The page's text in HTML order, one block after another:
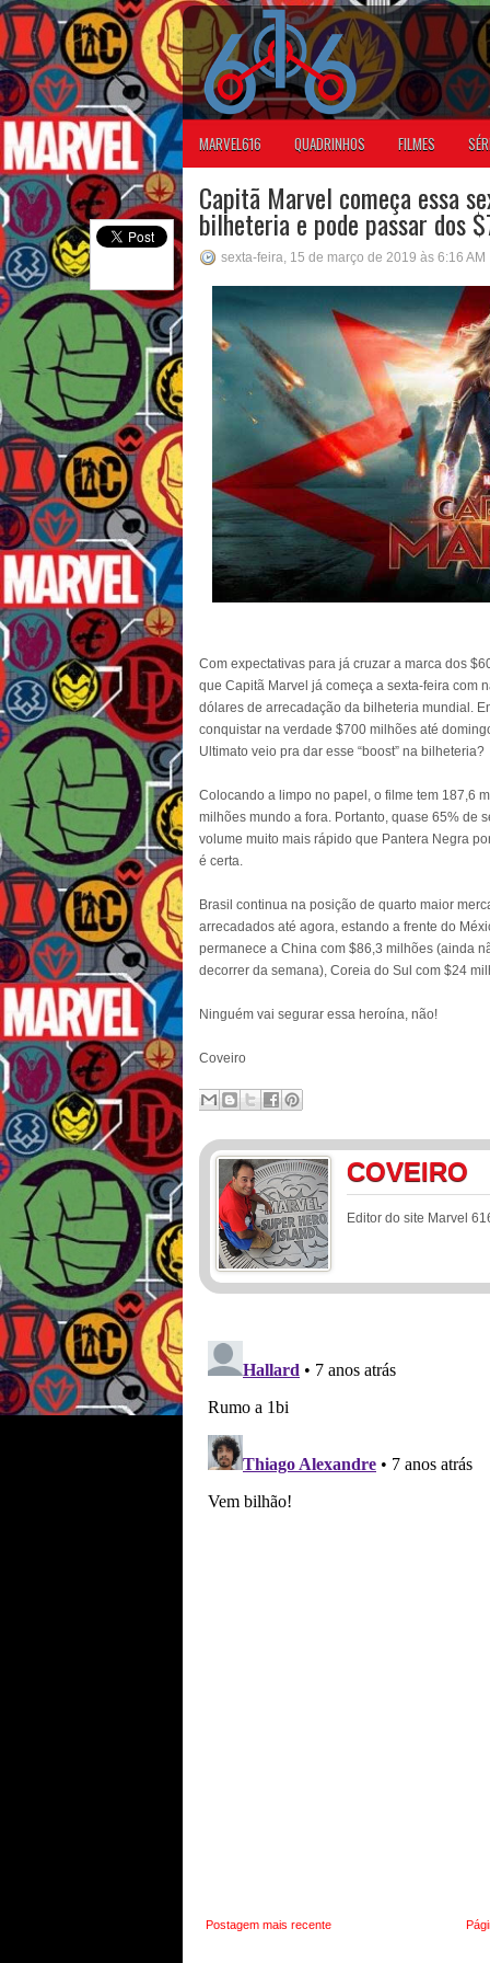
MARVEL616 QUADRINHOS FILMES
Capitã Marvel começa essa
bilheteria e pode passar dos
sexta-feira, 15 de março de 2019 às 6:16 AM
Com expectativas para já cruzar a marca dos
que Capitã Marvel já começa a sexta-feira com
dólares de arrecadação da bilheteria mundial.
conquistar na verdade $700 milhões até
Ultimato veio pra dar esse “boost” na bilheteria?
Colocando a limpo no papel, o filme tem 187,6
milhões mundo a fora. Portanto, quase 65% de
volume muito mais rápido que Pantera Negra
é certa.
Brasil continua na posição de quarto maior
arrecadados até agora, estando a frente do
permanece a China com $86,3 milhões (ainda
decorrer da semana), Coreia do Sul com $24
Ninguém vai segurar essa heroína, não!
Coveiro
COVEIRO
Editor do site Marvel
Postagem mais recente